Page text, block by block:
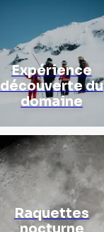
Expérience
découverte du
domaine
Raquettes